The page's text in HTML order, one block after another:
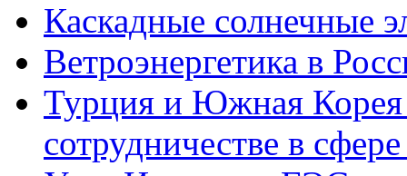
Каскадные солнечные
Ветроэнергетика в
Турция и Южная Корея
сотрудничестве в